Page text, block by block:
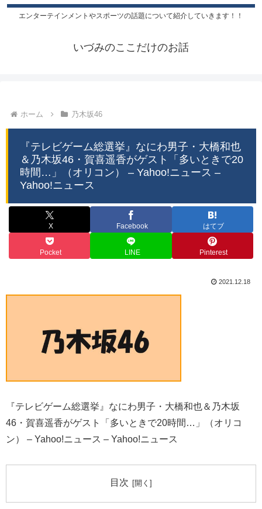
エンターテインメントやスポーツの話題について紹介していきます！！
いづみのここだけのお話
ホーム 乃木坂46
『テレビゲーム総選挙』なにわ男子・大橋和也
＆乃木坂46・賀喜遥香がゲスト「多いときで20
時間…」（オリコン） – Yahoo!ニュース –
Yahoo!ニュース
X Facebook はてブ
Pocket LINE Pinterest
2021.12.18
『テレビゲーム総選挙』なにわ男子・大橋和也＆乃木坂
46・賀喜遥香がゲスト「多いときで20時間…」（オリコ
ン） – Yahoo!ニュース – Yahoo!ニュース
目次